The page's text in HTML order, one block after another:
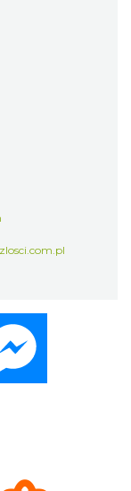
do lat